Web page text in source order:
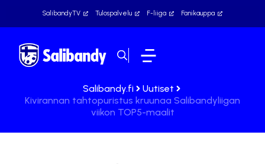
SalibandyTV Tulospalvelu F-liiga Fanikauppa
Salibandy.fi
Uutiset
Kivirannan tahtopuristus kruunaa Salibandyliigan
viikon TOP5-maalit